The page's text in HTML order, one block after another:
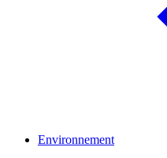
Environnement